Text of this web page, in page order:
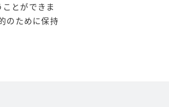
とができま
のために保持